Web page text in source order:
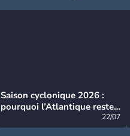
Saison cyclonique 2026 :
pourquoi l’Atlantique reste
22/07